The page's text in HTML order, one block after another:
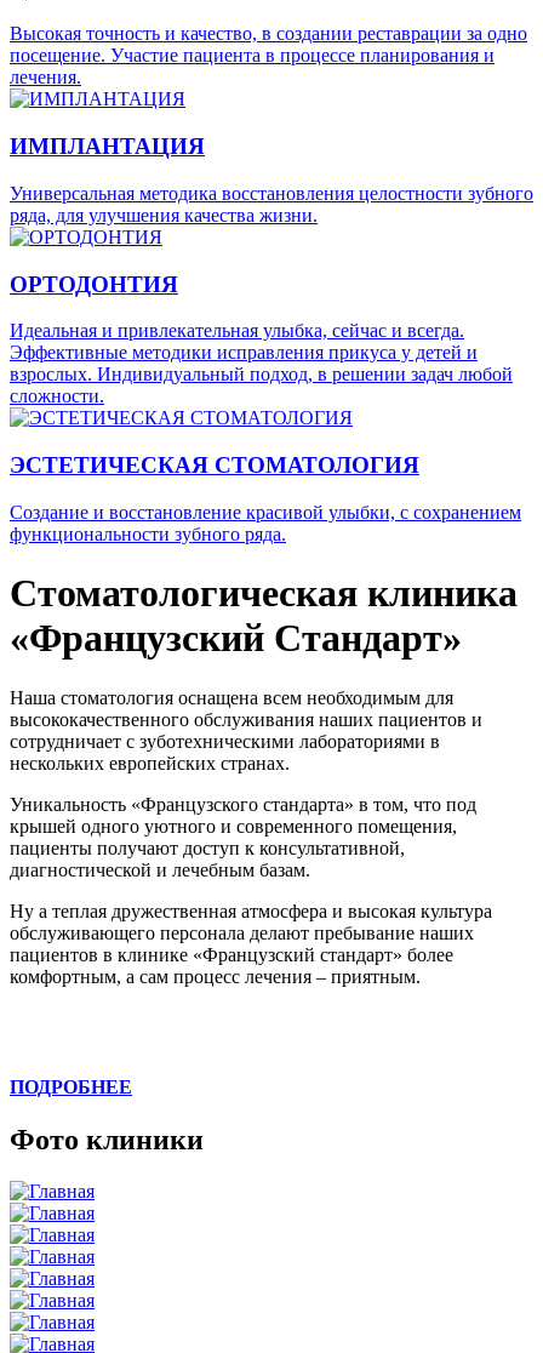
Высокая точность и качество, в создании реставрации за одно
посещение. Участие пациента в процессе планирования и
лечения.
ИМПЛАНТАЦИЯ
Универсальная методика восстановления целостности зубного
ряда, для улучшения качества жизни.
ОРТОДОНТИЯ
Идеальная и привлекательная улыбка, сейчас и всегда.
Эффективные методики исправления прикуса у детей и
взрослых. Индивидуальный подход, в решении задач любой
сложности.
ЭСТЕТИЧЕСКАЯ СТОМАТОЛОГИЯ
Создание и восстановление красивой улыбки, с сохранением
функциональности зубного ряда.
Стоматологическая клиника
«Французский Стандарт»
Наша стоматология оснащена всем необходимым для
высококачественного обслуживания наших пациентов и
сотрудничает с зуботехническими лабораториями в
нескольких европейских странах.
Уникальность «Французского стандарта» в том, что под
крышей одного уютного и современного помещения,
пациенты получают доступ к консультативной,
диагностической и лечебным базам.
Ну а теплая дружественная атмосфера и высокая культура
обслуживающего персонала делают пребывание наших
пациентов в клинике «Французский стандарт» более
комфортным, а сам процесс лечения – приятным.
ПОДРОБНЕЕ
Фото клиники